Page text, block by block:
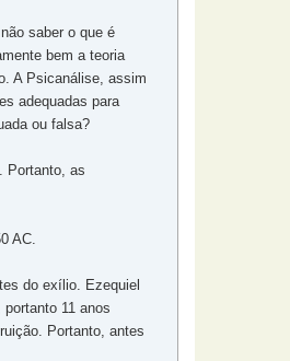
saber o que é
bem a teoria
A Psicanálise, assim
adequadas para
ou falsa?
Portanto, as
AC.
do exílio. Ezequiel
11 anos
Portanto, antes